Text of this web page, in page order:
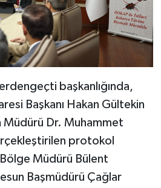
başkanlığında,
Başkanı Hakan Gültekin
Müdürü Dr. Muhammet
protokol
Müdürü Bülent
Başmüdürü Çağlar